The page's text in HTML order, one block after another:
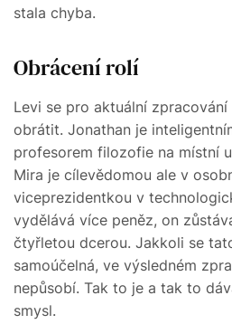
stala chyba.
Obrácení rolí
Levi se pro aktuální
obrátit. Jonathan je
profesorem filozofie na místní
Mira je cílevědomou ale v
viceprezidentkou v
vydělává více peněz, on
čtyřletou dcerou. Jakkoli se
samoúčelná, ve výsledném
nepůsobí. Tak to je a tak to
smysl.